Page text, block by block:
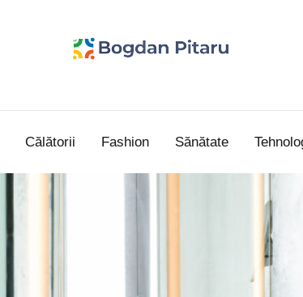
Pitaru
personal
Călătorii Fashion Sănătate